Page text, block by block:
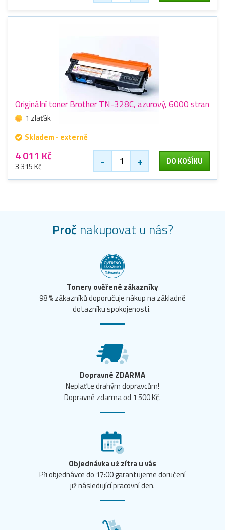
Originální toner Brother TN-328C, azurový, 6000 stran
1 zlaťák
Skladem - externě
4 011 Kč
3 315 Kč - + DO KOŠÍKU
Proč nakupovat u nás?
Tonery ověřené zákazníky
98 % zákazníků doporučuje nákup na základně
dotazníku spokojenosti.
Dopravné ZDARMA
Neplaťte drahým dopravcům!
Dopravné zdarma od 1 500 Kč.
Objednávka už zítra u vás
Při objednávce do 17:00 garantujeme doručení
již následující pracovní den.